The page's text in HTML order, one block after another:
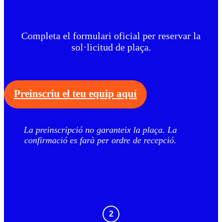
Completa el formulari oficial per reservar la
sol·licitud de plaça.
Preinscriu el teu equip aquí
La preinscripció no garanteix la plaça. La
confirmació es farà per ordre de recepció.
2